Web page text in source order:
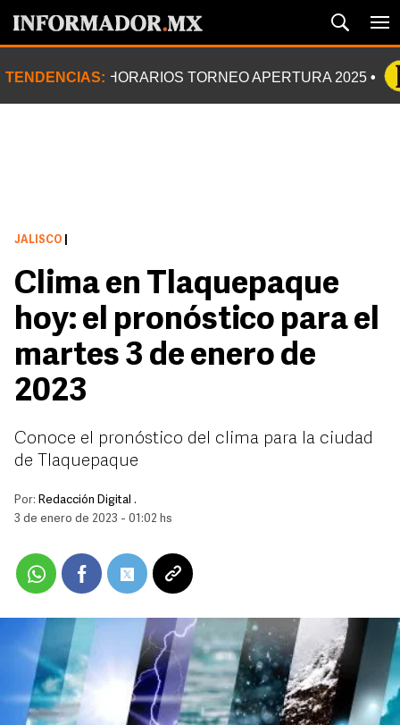
TENDENCIAS: HORARIOS TORNEO APERTURA 2025
JALISCO
Clima en Tlaquepaque
hoy: el pronóstico para el
martes 3 de enero de
2023
Conoce el pronóstico del clima para la ciudad
de Tlaquepaque
Por: Redacción Digital .
3 de enero de 2023 - 01:02 hs